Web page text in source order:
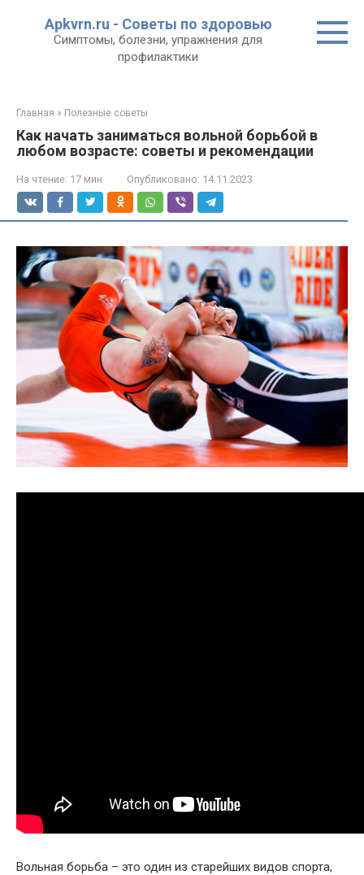
Apkvrn.ru - Советы по здоровью
Симптомы, болезни, упражнения для
профилактики
Главная » Полезные советы
Как начать заниматься вольной борьбой в
любом возрасте: советы и рекомендации
На чтение: 17 мин Опубликовано: 14.11.2023
Вольная борьба – это один из старейших видов спорта,